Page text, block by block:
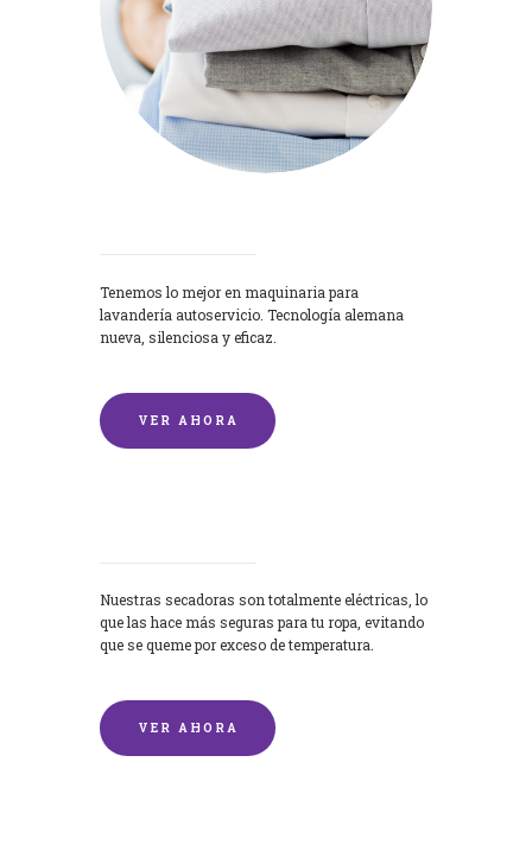
Tenemos lo mejor en maquinaria para
lavandería autoservicio. Tecnología alemana
nueva, silenciosa y eficaz.
VER AHORA
Nuestras secadoras son totalmente eléctricas, lo
que las hace más seguras para tu ropa, evitando
que se queme por exceso de temperatura.
VER AHORA